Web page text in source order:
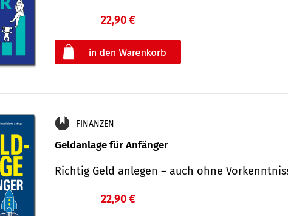
22,90 €
FINANZEN
Geldanlage für Anfänger
Richtig Geld anlegen – auch ohne
22,90 €